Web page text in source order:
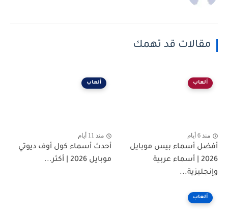
مقالات قد تهمك
ألعاب
منذ 6 أيام
أفضل أسماء بيس موبايل
2026 | أسماء عربية
وإنجليزية...
ألعاب
منذ 11 أيام
أحدث أسماء كول أوف ديوتي
موبايل 2026 | أكثر...
ألعاب